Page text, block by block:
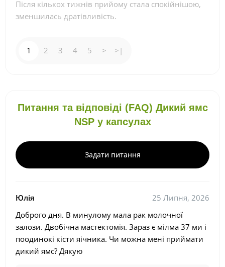
Після кількох тижнів прийому стала спокійнішою,
зменшилась дратівливість.
1 2 3 4 5 > >|
Питання та відповіді (FAQ) Дикий ямс
NSP у капсулах
Задати питання
Юлія
25 Липня, 2026
Доброго дня. В минулому мала рак молочної
залози. Двобічна мастектомія. Зараз є мілма 37 ми і
поодинокі кісти яічника. Чи можна мені приймати
дикий ямс? Дякую